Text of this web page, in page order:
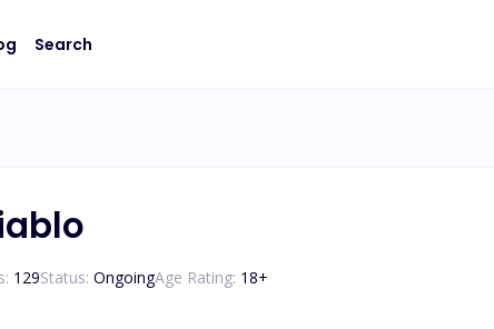
Search
129Status: OngoingAge Rating: 18+